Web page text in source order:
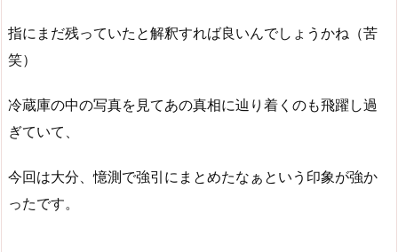
指にまだ残っていたと解釈すれば良いんでしょうかね（苦
笑）
冷蔵庫の中の写真を見てあの真相に辿り着くのも飛躍し過
ぎていて、
今回は大分、憶測で強引にまとめたなぁという印象が強か
ったです。